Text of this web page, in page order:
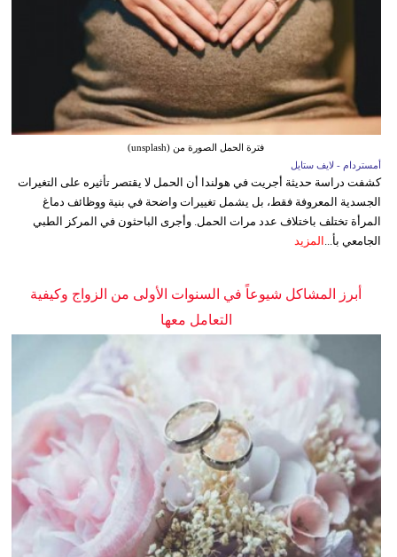
فترة الحمل الصورة من (unsplash)
أمستردام - لايف ستايل
كشفت دراسة حديثة أجريت في هولندا أن الحمل لا يقتصر تأثيره على التغيرات
الجسدية المعروفة فقط، بل يشمل تغييرات واضحة في بنية ووظائف دماغ
المرأة تختلف باختلاف عدد مرات الحمل. وأجرى الباحثون في المركز الطبي
الجامعي بأ... المزيد
أبرز المشاكل شيوعاً في السنوات الأولى من الزواج وكيفية
التعامل معها